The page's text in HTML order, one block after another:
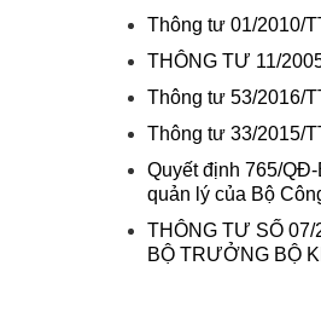
Thông tư 01/2010/
THÔNG TƯ 11/
Thông tư 53/2016/
Thông tư 33/2015/
Quyết định 765/
quản lý của Bộ
THÔNG TƯ SỐ
BỘ TRƯỞNG BỘ